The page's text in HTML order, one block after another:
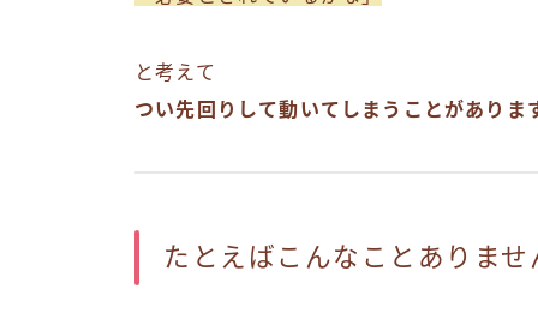
と考えて
つい先回りして動いてしまうことがありま
たとえばこんなことありませ